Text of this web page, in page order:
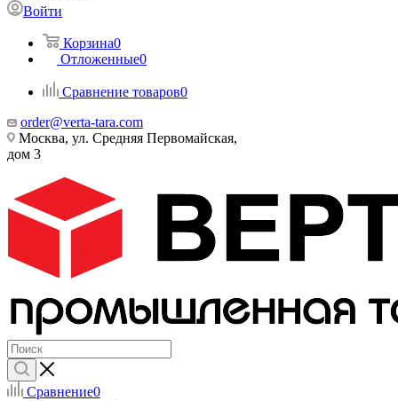
Войти
Корзина0
Отложенные0
Сравнение товаров0
order@verta-tara.com
Москва, ул. Средняя Первомайская,
дом 3
Сравнение0